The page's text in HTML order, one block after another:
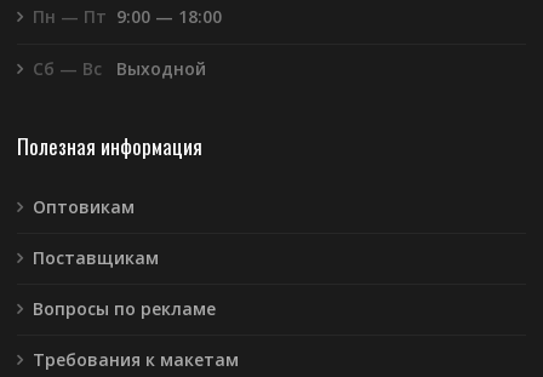
Пн — Пт 9:00 — 18:00
Сб — Вс Выходной
Полезная информация
Оптовикам
Поставщикам
Вопросы по рекламе
Требования к макетам